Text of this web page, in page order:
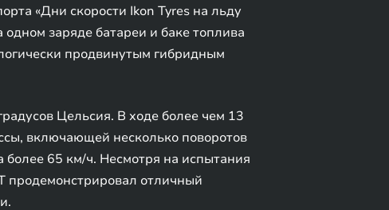
«Дни скорости Ikon Tyres на льду
заряде батареи и баке топлива
продвинутым гибридным
Цельсия. В ходе более чем 13
включающей несколько поворотов
65 км/ч. Несмотря на испытания
продемонстрировал отличный